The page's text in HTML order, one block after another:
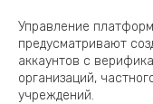
Управление
предусматривают
аккаунтов с
организаций,
учреждений.